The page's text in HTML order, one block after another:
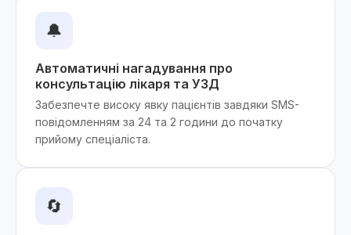
🔔
Автоматичні нагадування про
консультацію лікаря та УЗД
Забезпечте високу явку пацієнтів завдяки SMS-
повідомленням за 24 та 2 години до початку
прийому спеціаліста.
🔄